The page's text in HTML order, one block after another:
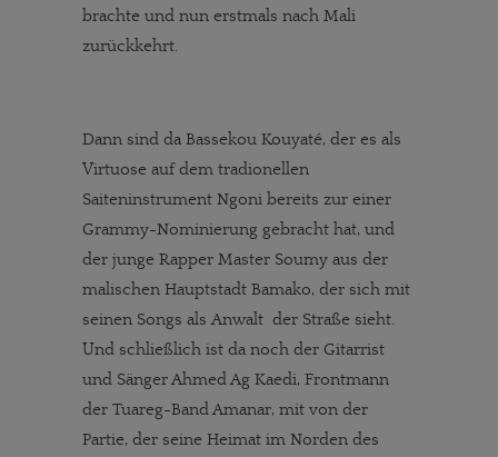
brachte und nun erstmals nach Mali
zurückkehrt.
Dann sind da Bassekou Kouyaté, der es als
Virtuose auf dem tradionellen
Saiteninstrument Ngoni bereits zur einer
Grammy-Nominierung gebracht hat, und
der junge Rapper Master Soumy aus der
malischen Hauptstadt Bamako, der sich mit
seinen Songs als Anwalt der Straße sieht.
Und schließlich ist da noch der Gitarrist
und Sänger Ahmed Ag Kaedi, Frontmann
der Tuareg-Band Amanar, mit von der
Partie, der seine Heimat im Norden des